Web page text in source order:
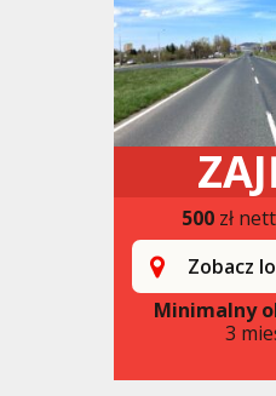
500zł
Zobacz
Minimalny
3